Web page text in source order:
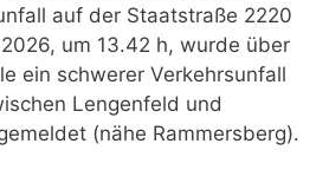
auf der Staatstraße 2220
um 13.42 h, wurde über
ein schwerer Verkehrsunfall
Lengenfeld und
(nähe Rammersberg).